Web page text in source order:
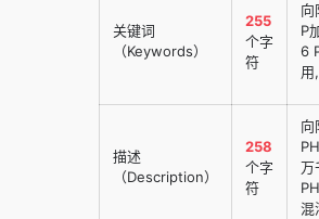
关键词
（Keywords）
255
个字
符
向
P
6
用
描述
（Description）
258
个字
符
向
万
混